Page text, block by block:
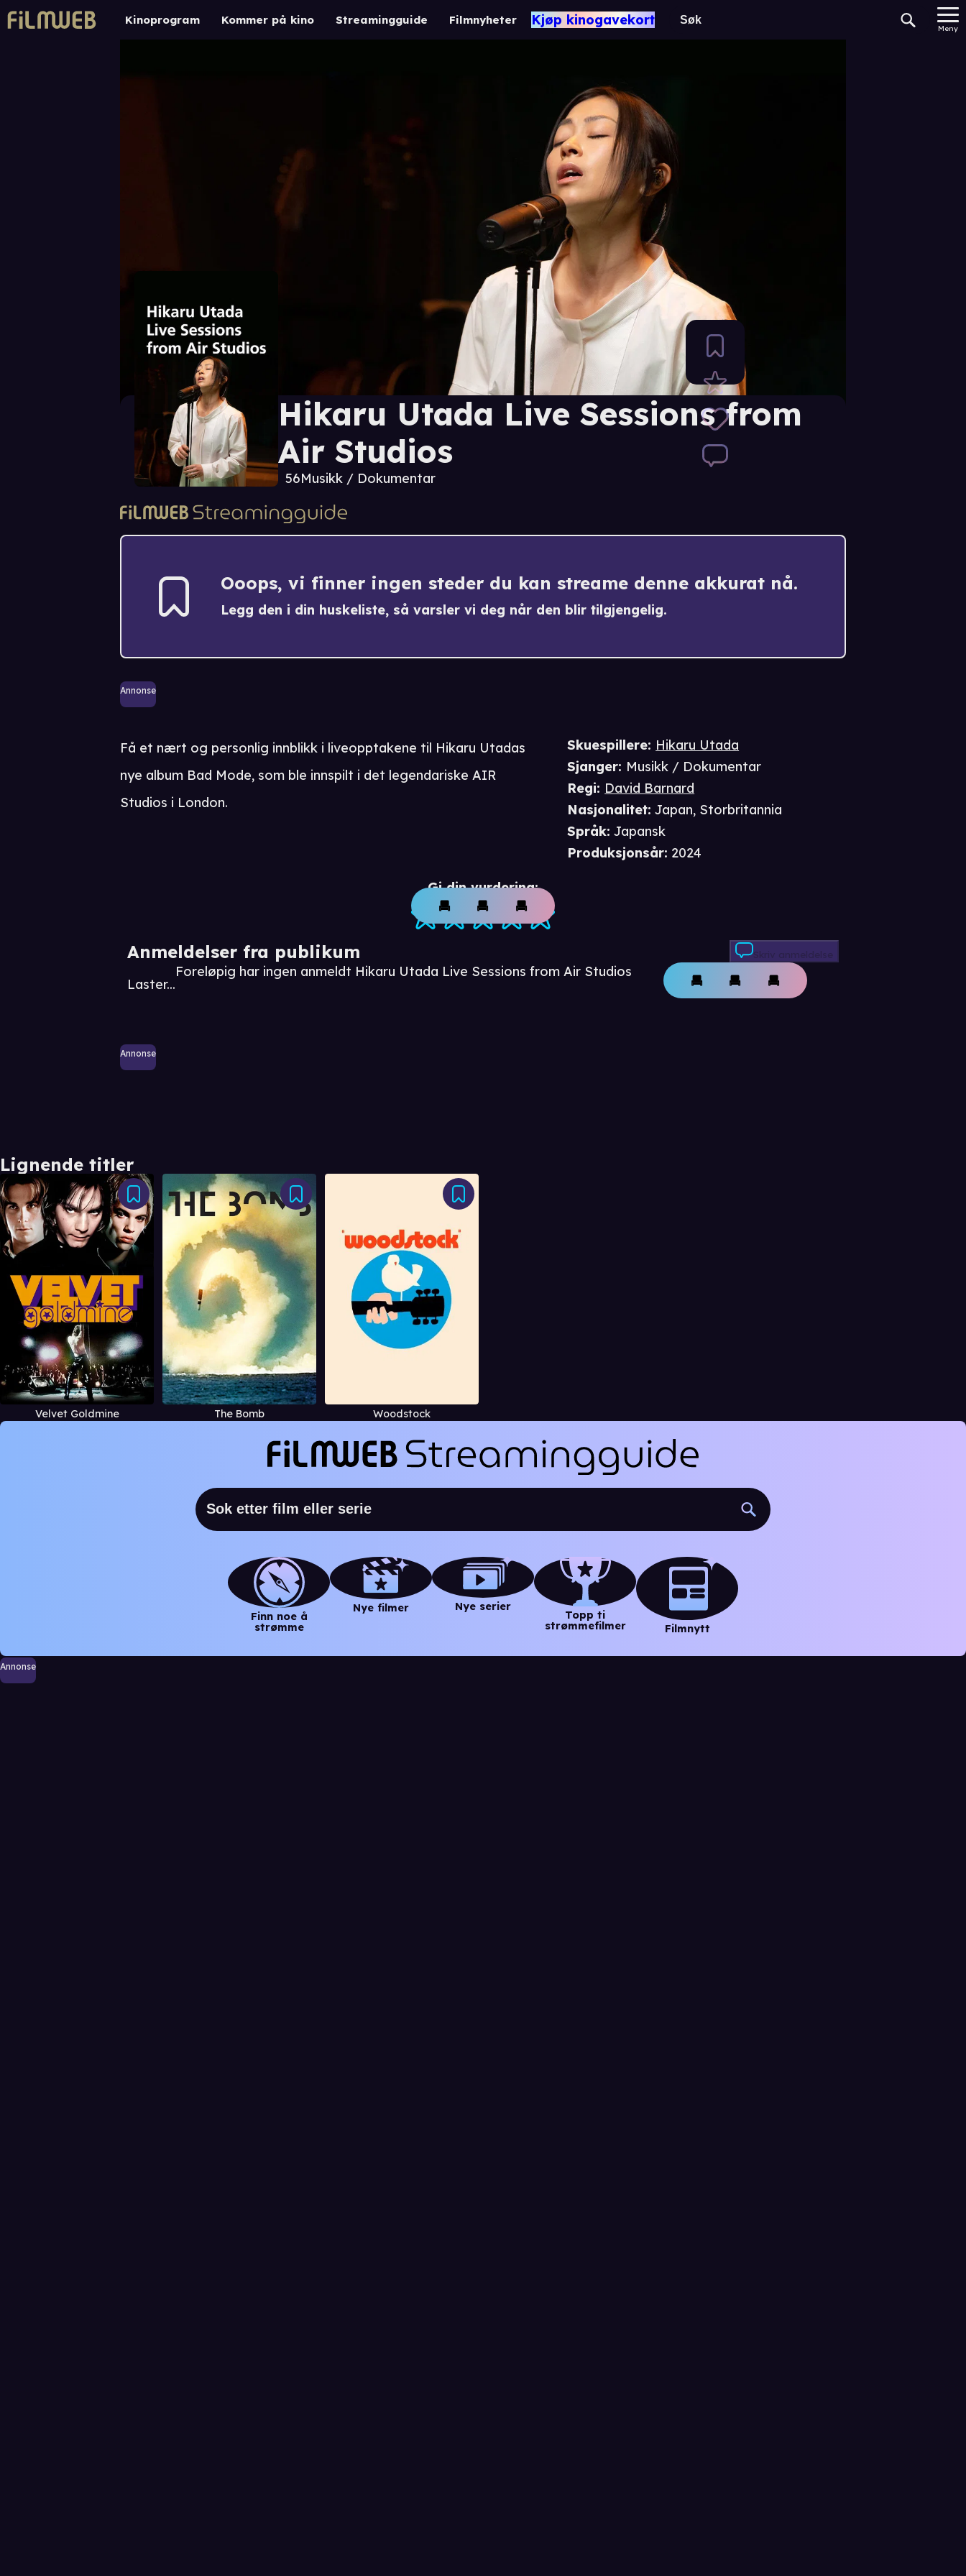
Kinoprogram Kommer på kino Streamingguide Filmnyheter Kjøp kinogavekort
Meny
Hikaru Utada Live Sessions from
Air Studios
56Musikk / Dokumentar
Ooops, vi finner ingen steder du kan streame denne akkurat nå.
Legg den i din huskeliste, så varsler vi deg når den blir tilgjengelig.
Annonse
Gi din vurdering:
Anmeldelser fra publikum
Laster...
Foreløpig har ingen anmeldt Hikaru Utada Live Sessions from Air Studios
Skriv anmeldelse
Annonse
Skuespillere: Hikaru Utada
Sjanger: Musikk / Dokumentar
Regi: David Barnard
Nasjonalitet: Japan, Storbritannia
Språk: Japansk
Produksjonsår: 2024
Få et nært og personlig innblikk i liveopptakene til Hikaru Utadas
nye album Bad Mode, som ble innspilt i det legendariske AIR
Studios i London.
Lignende titler
Velvet Goldmine The Bomb Woodstock
Finn noe å
strømme
Nye filmer Nye serier
Topp ti
strømmefilmer
Filmnytt
Annonse